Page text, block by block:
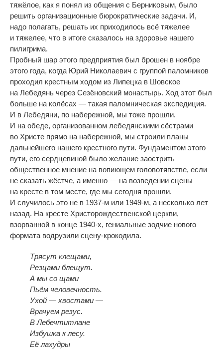
тяжёлое, как я понял из общения с Берниковым, было
решить организационные бюрократические задачи. И,
надо полагать, решать их приходилось всё тяжелее
и тяжелее, что в итоге сказалось на здоровье нашего
пилигрима.
Пробный шар этого предприятия был брошен в ноябре
этого года, когда Юрий Николаевич с группой паломников
проходил крестным ходом из Липецка в Шовское
на Лебедянь через Сезёновский монастырь. Ход этот был
больше на колёсах — такая паломническая экспедиция.
И в Лебедяни, по набережной, мы тоже прошли.
И на обеде, организованном лебедянскими сёстрами
во Христе прямо на набережной, мы строили планы
дальнейшего нашего крестного пути. Фундаментом этого
пути, его сердцевиной было желание заострить
общественное мнение на вопиющем головотяпстве, если
не сказать жёстче, а именно — на возведении сцены
на кресте в том месте, где мы сегодня прошли.
И случилось это не в 1937-м или 1949-м, а несколько лет
назад. На кресте Христорождественской церкви,
взорванной в конце 1940-х, гениальные зодчие нового
формата водрузили сцену-крокодила.
Трясут клещами,
Резцами блещут.
А мы со щами
Пьём человечность.
Ухой — хвостами —
Врачуем резус.
В Лебечтитлане
Избушка к лесу.
Её лахудры